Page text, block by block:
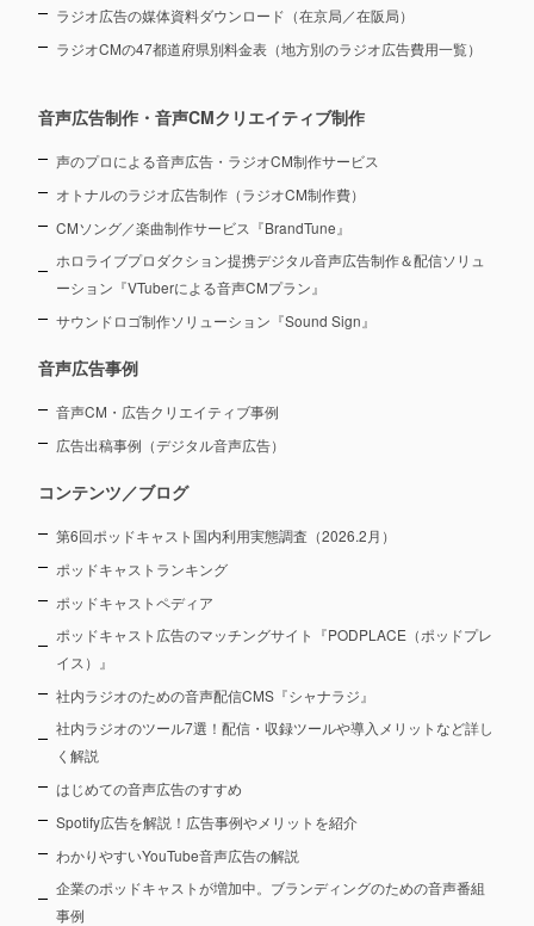
ラジオ広告の媒体資料ダウンロード（在京局／在阪局）
ラジオCMの47都道府県別料金表（地方別のラジオ広告費用一覧）
音声広告制作・音声CMクリエイティブ制作
声のプロによる音声広告・ラジオCM制作サービス
オトナルのラジオ広告制作（ラジオCM制作費）
CMソング／楽曲制作サービス『BrandTune』
ホロライブプロダクション提携デジタル音声広告制作＆配信ソリュ
ーション 『VTuberによる音声CMプラン』
サウンドロゴ制作ソリューション『Sound Sign』
音声広告事例
音声CM・広告クリエイティブ事例
広告出稿事例（デジタル音声広告）
コンテンツ／ブログ
第6回ポッドキャスト国内利用実態調査（2026.2月）
ポッドキャストランキング
ポッドキャストペディア
ポッドキャスト広告のマッチングサイト『PODPLACE（ポッドプレ
イス）』
社内ラジオのための音声配信CMS『シャナラジ』
社内ラジオのツール7選！配信・収録ツールや導入メリットなど詳し
く解説
はじめての音声広告のすすめ
Spotify広告を解説！広告事例やメリットを紹介
わかりやすいYouTube音声広告の解説
企業のポッドキャストが増加中。ブランディングのための音声番組
事例